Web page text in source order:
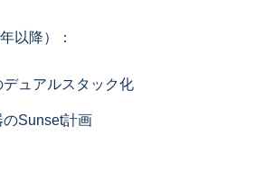
以降）：
ュアルスタック化
Sunset計画